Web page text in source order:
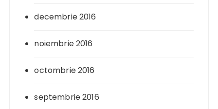
decembrie 2016
noiembrie 2016
octombrie 2016
septembrie 2016